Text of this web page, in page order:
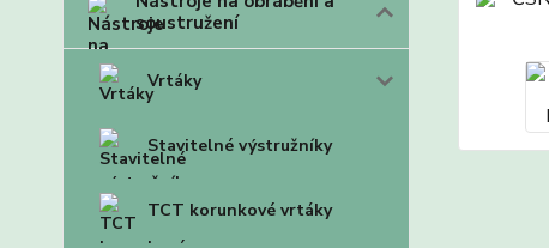
soustružení
Vrtáky
Stavitelné výstružníky
TCT korunkové vrtáky